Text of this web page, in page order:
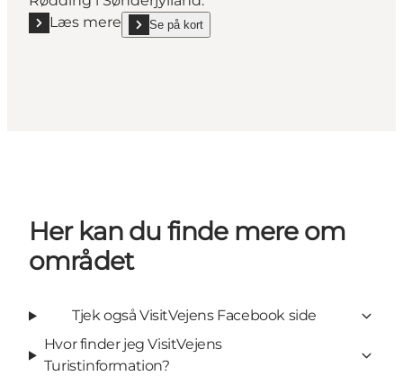
Læs mere
Læs mere "Kunstrunde i Rødding"
Se på kort
show Kunstrunde i Rødding on_map
Her kan du finde mere om
området
Tjek også VisitVejens Facebook side
Hvor finder jeg VisitVejens
Turistinformation?